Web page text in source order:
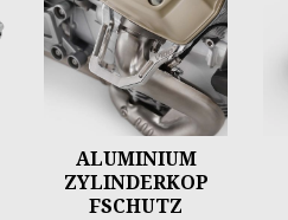
ALUMINIUM
ZYLINDERKOP
FSCHUTZ